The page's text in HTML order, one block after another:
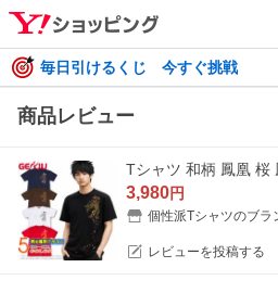
毎日引けるくじ 今すぐ挑戦
商品レビュー
Tシャツ 和柄 鳳凰 桜
3,980円
個性派Tシャツのブラ
レビューを投稿する